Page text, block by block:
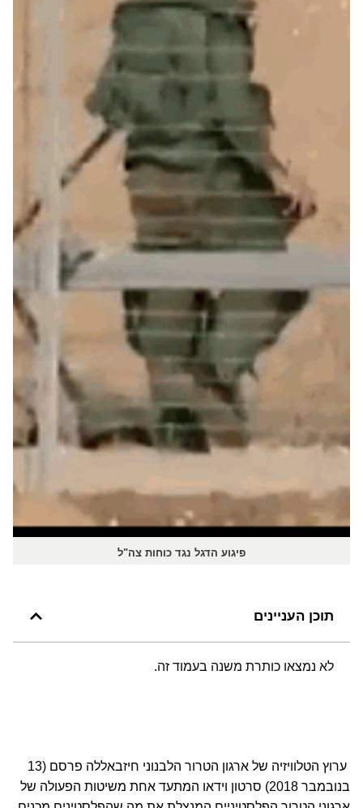
פיגוע הדגל נגד כוחות צה"ל
תוכן העניינים
לא נמצאו כותרת משנה בעמוד זה.
ערוץ הטלוויזיה של ארגון הטרור הלבנוני חיזבאללה פרסם (13
בנובמבר 2018) סרטון וידאו המתעד אחת משיטות הפעולה של